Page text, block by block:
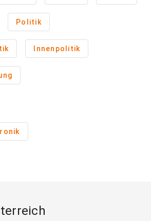
Politik
Innenpolitik